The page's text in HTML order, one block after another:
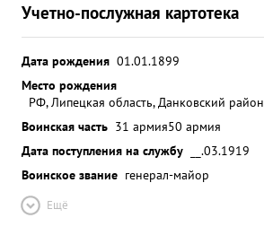
Учетно-послужная картотека
Дата рождения 01.01.1899
Место рождения
РФ, Липецкая область, Данковский район
Воинская часть 31 армия50 армия
Дата поступления на службу
__.03.1919
Воинское звание генерал-майор
Ещё